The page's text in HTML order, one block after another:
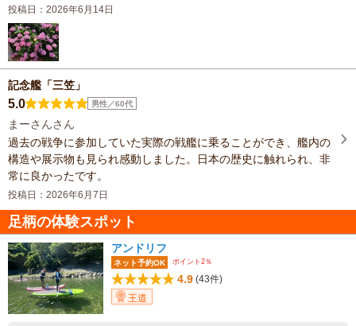
投稿日：2026年6月14日
記念艦「三笠」
5.0 男性／60代
まーさんさん
過去の戦争に参加していた実際の戦艦に乗ることができ、艦内の
構造や展示物も見られ感動しました。日本の歴史に触れられ、非
常に良かったです。
投稿日：2026年6月7日
足柄の体験スポット
アンドリフ
ネット予約OK ポイント2％
4.9 (43件)
王道